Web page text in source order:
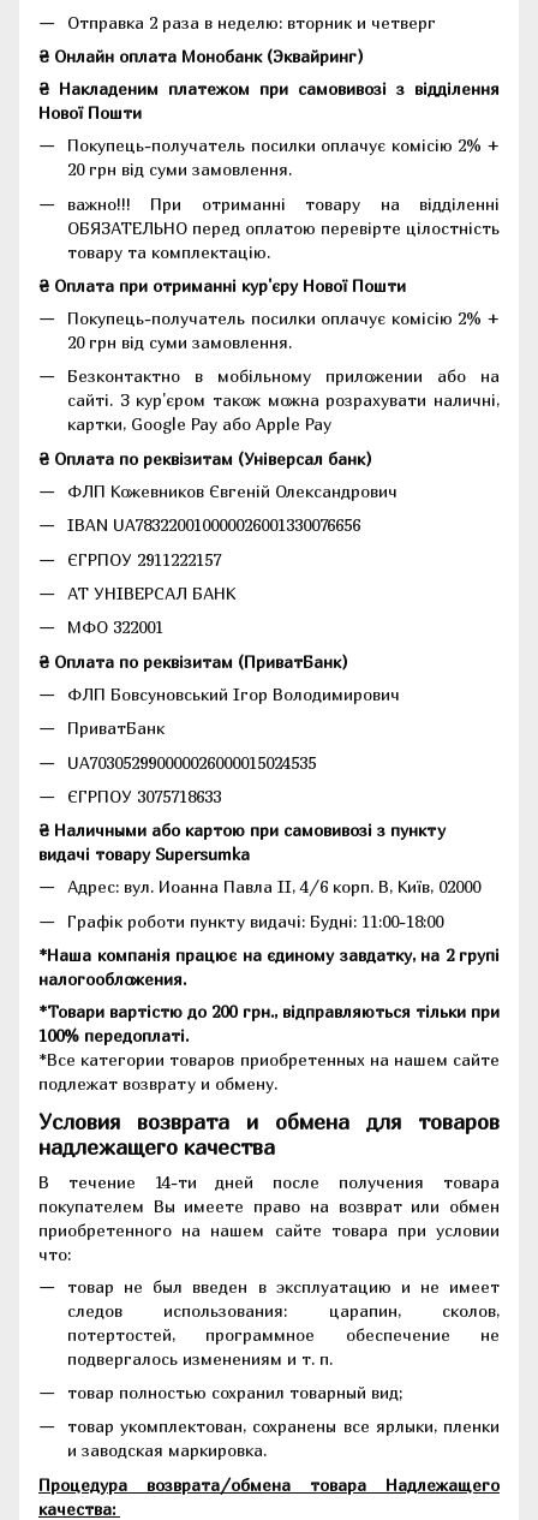
Отправка 2 раза в неделю: вторник и четверг
₴ Онлайн оплата Монобанк (Эквайринг)
₴ Накладеним платежом при самовивозі з відділення
Нової Пошти
Покупець-получатель посилки оплачує комісію 2% +
20 грн від суми замовлення.
важно!!! При отриманні товару на відділенні
ОБЯЗАТЕЛЬНО перед оплатою перевірте цілостність
товару та комплектацію.
₴ Оплата при отриманні кур'єру Нової Пошти
Покупець-получатель посилки оплачує комісію 2% +
20 грн від суми замовлення.
Безконтактно в мобільному приложении або на
сайті. З кур'єром також можна розрахувати наличні,
картки, Google Pay або Apple Pay
₴ Оплата по реквізитам (Універсал банк)
ФЛП Кожевников Євгеній Олександрович
IBAN UA783220010000026001330076656
ЄГРПОУ 2911222157
АТ УНІВЕРСАЛ БАНК
МФО 322001
₴ Оплата по реквізитам (ПриватБанк)
ФЛП Бовсуновський Ігор Володимирович
ПриватБанк
UA703052990000026000015024535
ЄГРПОУ 3075718633
₴ Наличными або картою при самовивозі з пункту
видачі товару Supersumka
Адрес: вул. Иоанна Павла II, 4/6 корп. В, Київ, 02000
Графік роботи пункту видачі: Будні: 11:00-18:00
*Наша компанія працює на єдиному завдатку, на 2 групі
налогообложения.
*Товари вартістю до 200 грн., відправляються тільки при
100% передоплаті.
*Все категории товаров приобретенных на нашем сайте
подлежат возврату и обмену.
Условия возврата и обмена для товаров
надлежащего качества
В течение 14-ти дней после получения товара
покупателем Вы имеете право на возврат или обмен
приобретенного на нашем сайте товара при условии
что:
товар не был введен в эксплуатацию и не имеет
следов использования: царапин, сколов,
потертостей, программное обеспечение не
подвергалось изменениям и т. п.
товар полностью сохранил товарный вид;
товар укомплектован, сохранены все ярлыки, пленки
и заводская маркировка.
Процедура возврата/обмена товара Надлежащего
качества: